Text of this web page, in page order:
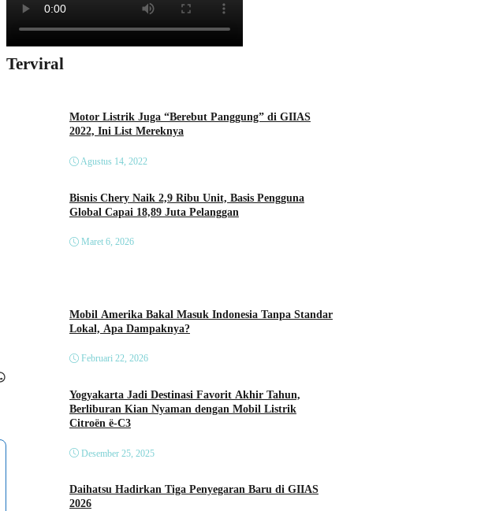
Terviral
Motor Listrik Juga “Berebut Panggung” di GIIAS
2022, Ini List Mereknya
Agustus 14, 2022
Bisnis Chery Naik 2,9 Ribu Unit, Basis Pengguna
Global Capai 18,89 Juta Pelanggan
Maret 6, 2026
Mobil Amerika Bakal Masuk Indonesia Tanpa Standar
Lokal, Apa Dampaknya?
Februari 22, 2026
Yogyakarta Jadi Destinasi Favorit Akhir Tahun,
Berliburan Kian Nyaman dengan Mobil Listrik
Citroën ë-C3
Desember 25, 2025
Daihatsu Hadirkan Tiga Penyegaran Baru di GIIAS
2026